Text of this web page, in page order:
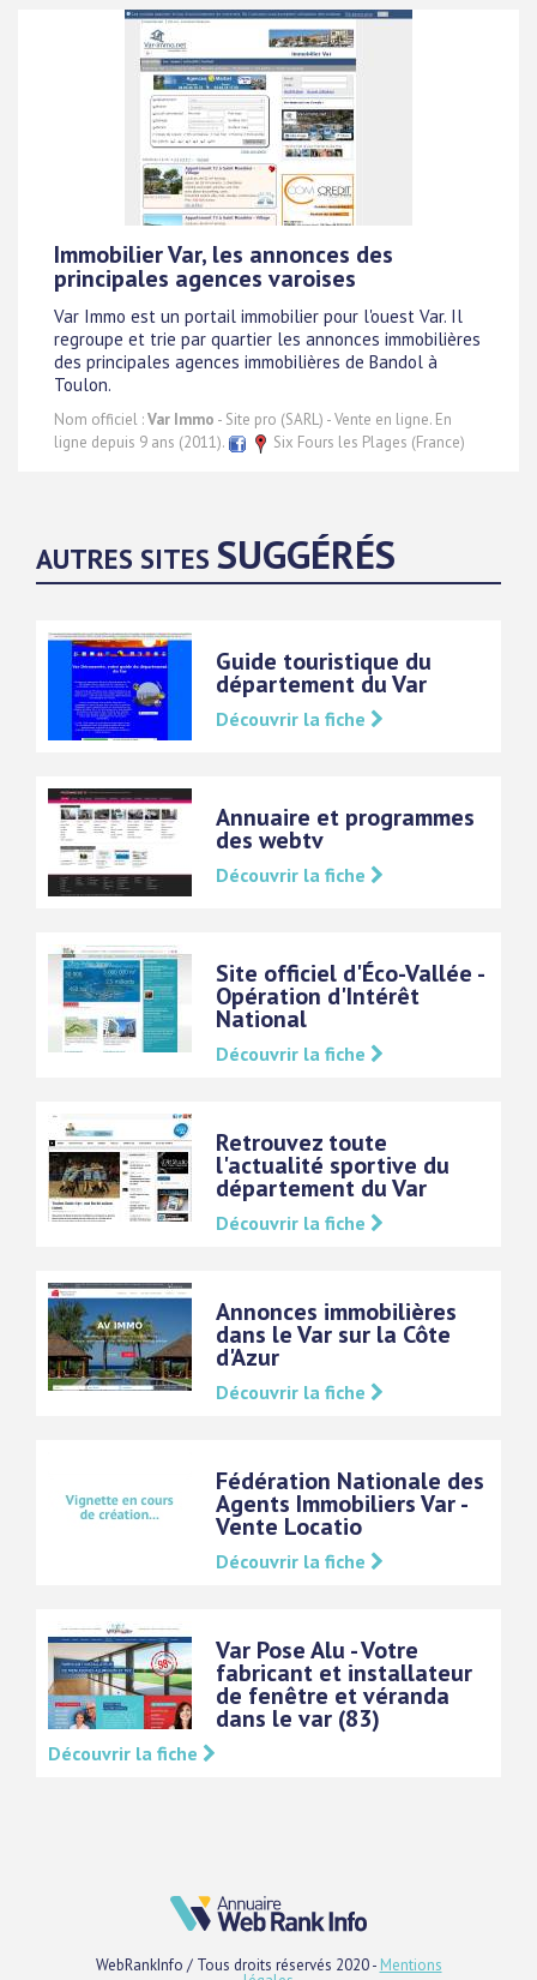
Immobilier Var, les annonces des
principales agences varoises
Var Immo est un portail immobilier pour l'ouest Var. Il
regroupe et trie par quartier les annonces immobilières
des principales agences immobilières de Bandol à
Toulon.
Nom officiel :Var Immo - Site pro (SARL) - Vente en ligne. En
ligne depuis 9 ans (2011).
Six Fours les Plages (France)
AUTRES SITES SUGGÉRÉS
Guide touristique du
département du Var
Découvrir la fiche
Annuaire et programmes
des webtv
Découvrir la fiche
Site officiel d'Éco-Vallée -
Opération d'Intérêt
National
Découvrir la fiche
Retrouvez toute
l'actualité sportive du
département du Var
Découvrir la fiche
Annonces immobilières
dans le Var sur la Côte
d'Azur
Découvrir la fiche
Fédération Nationale des
Agents Immobiliers Var -
Vente Locatio
Découvrir la fiche
Var Pose Alu - Votre
fabricant et installateur
de fenêtre et véranda
dans le var (83)
Découvrir la fiche
WebRankInfo / Tous droits réservés 2020 - Mentions